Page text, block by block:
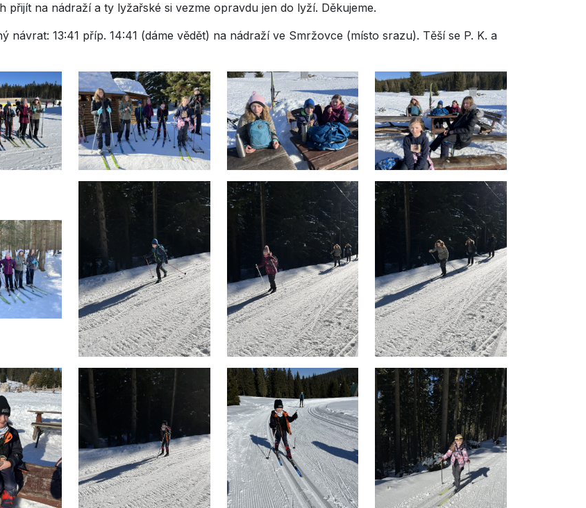
přijít na nádraží a ty lyžařské si vezme opravdu jen do lyží. Děkujeme.
návrat: 13:41 příp. 14:41 (dáme vědět) na nádraží ve Smržovce (místo srazu). Těší se P. K. a